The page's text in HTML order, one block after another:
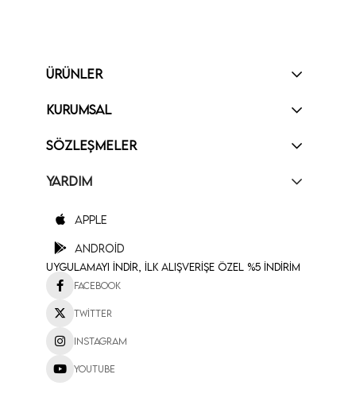
ÜRÜNLER
KURUMSAL
SÖZLEŞMELER
YARDIM
Apple
Android
Uygulamayı İndir, İlk Alışverişe Özel %5 İndirim
Facebook
Twitter
Instagram
Youtube